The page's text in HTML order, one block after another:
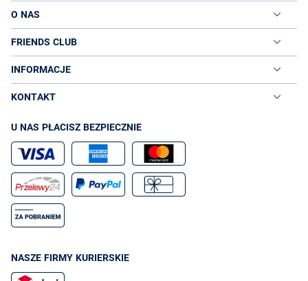
O NAS
FRIENDS CLUB
INFORMACJE
KONTAKT
U NAS PŁACISZ BEZPIECZNIE
NASZE FIRMY KURIERSKIE